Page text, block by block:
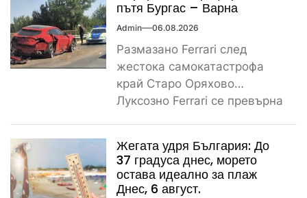
пътя Бургас – Варна
Admin 06.08.2026
Размазано Ferrari след
жестока самокатастрофа
край Старо Оряхово
Луксозно Ferrari се превърна
сутрин...
Жегата удря България: До
37 градуса днес, морето
остава идеално за плаж
Днес, 6 август.